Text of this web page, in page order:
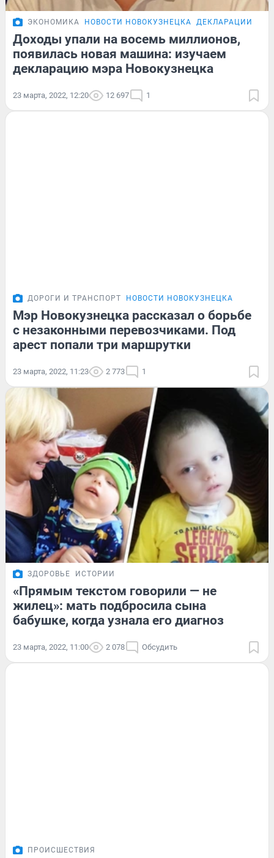
ЭКОНОМИКА НОВОСТИ НОВОКУЗНЕЦКА ДЕКЛАРАЦИИ
Доходы упали на восемь миллионов,
появилась новая машина: изучаем
декларацию мэра Новокузнецка
23 марта, 2022, 12:20 12 697 1
ДОРОГИ И ТРАНСПОРТ НОВОСТИ НОВОКУЗНЕЦКА
Мэр Новокузнецка рассказал о борьбе
с незаконными перевозчиками. Под
арест попали три маршрутки
23 марта, 2022, 11:23 2 773 1
ЗДОРОВЬЕ ИСТОРИИ
«Прямым текстом говорили — не
жилец»: мать подбросила сына
бабушке, когда узнала его диагноз
23 марта, 2022, 11:00 2 078 Обсудить
ПРОИСШЕСТВИЯ